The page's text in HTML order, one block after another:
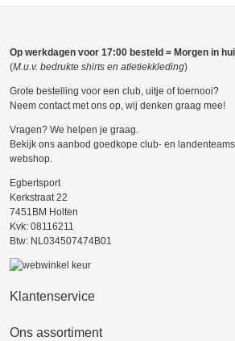
Op werkdagen voor 17:00 besteld = Morgen in
(M.u.v. bedrukte shirts en atletiekkleding)
Grote bestelling voor een club, uitje of toernooi?
Neem contact met ons op, wij denken graag mee!
Vragen? We helpen je graag.
Bekijk ons aanbod goedkope club- en
webshop.
Egbertsport
Kerkstraat 22
7451BM Holten
Kvk: 08116211
Btw: NL034507474B01
Klantenservice
Ons assortiment